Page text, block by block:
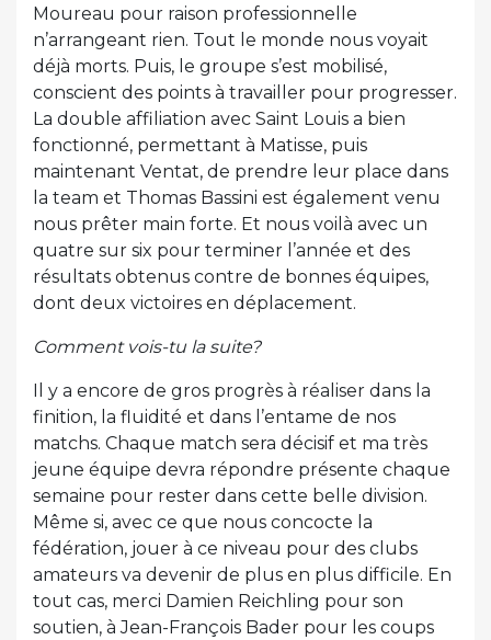
Moureau pour raison professionnelle
n’arrangeant rien. Tout le monde nous voyait
déjà morts. Puis, le groupe s’est mobilisé,
conscient des points à travailler pour progresser.
La double affiliation avec Saint Louis a bien
fonctionné, permettant à Matisse, puis
maintenant Ventat, de prendre leur place dans
la team et Thomas Bassini est également venu
nous prêter main forte. Et nous voilà avec un
quatre sur six pour terminer l’année et des
résultats obtenus contre de bonnes équipes,
dont deux victoires en déplacement.
Comment vois-tu la suite?
Il y a encore de gros progrès à réaliser dans la
finition, la fluidité et dans l’entame de nos
matchs. Chaque match sera décisif et ma très
jeune équipe devra répondre présente chaque
semaine pour rester dans cette belle division.
Même si, avec ce que nous concocte la
fédération, jouer à ce niveau pour des clubs
amateurs va devenir de plus en plus difficile. En
tout cas, merci Damien Reichling pour son
soutien, à Jean-François Bader pour les coups